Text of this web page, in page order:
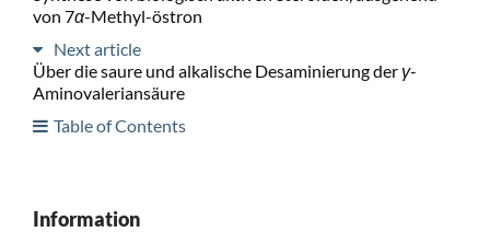
von 7α-Methyl-östron
Next article
Über die saure und alkalische Desaminierung der γ-
Aminovaleriansäure
Table of Contents
Information